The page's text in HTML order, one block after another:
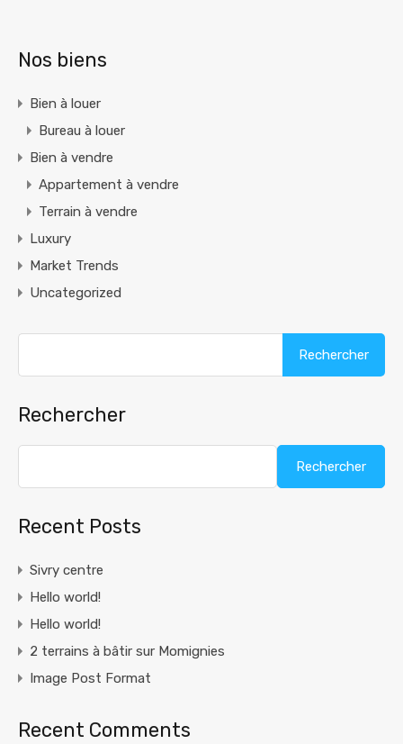
Nos biens
Bien à louer
Bureau à louer
Bien à vendre
Appartement à vendre
Terrain à vendre
Luxury
Market Trends
Uncategorized
Rechercher
Rechercher
Recent Posts
Sivry centre
Hello world!
Hello world!
2 terrains à bâtir sur Momignies
Image Post Format
Recent Comments